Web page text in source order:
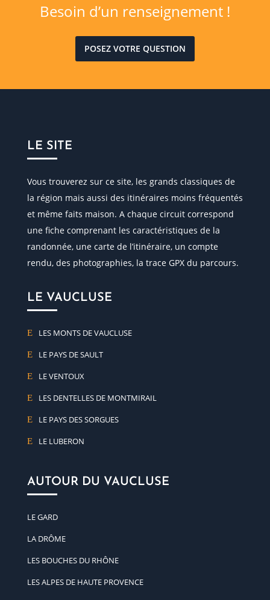
Besoin d’un renseignement !
POSEZ VOTRE QUESTION
LE SITE
Vous trouverez sur ce site, les grands classiques de
la région mais aussi des itinéraires moins fréquentés
et même faits maison. A chaque circuit correspond
une fiche comprenant les caractéristiques de la
randonnée, une carte de l’itinéraire, un compte
rendu, des photographies, la trace GPX du parcours.
LE VAUCLUSE
LES MONTS DE VAUCLUSE
LE PAYS DE SAULT
LE VENTOUX
LES DENTELLES DE MONTMIRAIL
LE PAYS DES SORGUES
LE LUBERON
AUTOUR DU VAUCLUSE
LE GARD
LA DRÔME
LES BOUCHES DU RHÔNE
LES ALPES DE HAUTE PROVENCE